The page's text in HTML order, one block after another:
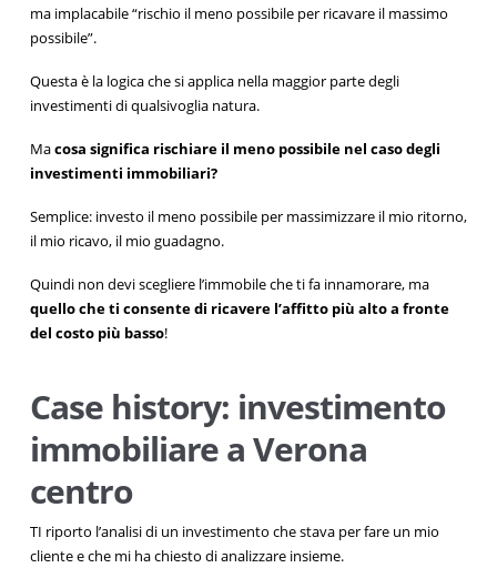
ma implacabile “rischio il meno possibile per ricavare il massimo
possibile”.
Questa è la logica che si applica nella maggior parte degli
investimenti di qualsivoglia natura.
Macosa significa rischiare il meno possibile nel caso degli
investimenti immobiliari?
Semplice: investo il meno possibile per massimizzare il mio ritorno,
il mio ricavo, il mio guadagno.
Quindi non devi scegliere l’immobile che ti fa innamorare, ma
quello che ti consente di ricavere l’affitto più alto a fronte
del costo più basso!
Case history: investimento
immobiliare a Verona
centro
TI riporto l’analisi di un investimento che stava per fare un mio
cliente e che mi ha chiesto di analizzare insieme.